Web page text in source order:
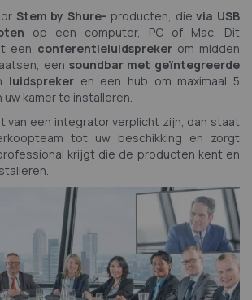
Stem by Shure- producten, dievia USB
op een computer, PC of Mac. Dit
een conferentieluidsprekerom midden
een soundbar met geïntegreerde
luidspreker en een hub om maximaal 5
kamer te installeren.
van een integrator verplicht zijn, dan staat
tot uw beschikking en zorgt
krijgt die de producten kent en